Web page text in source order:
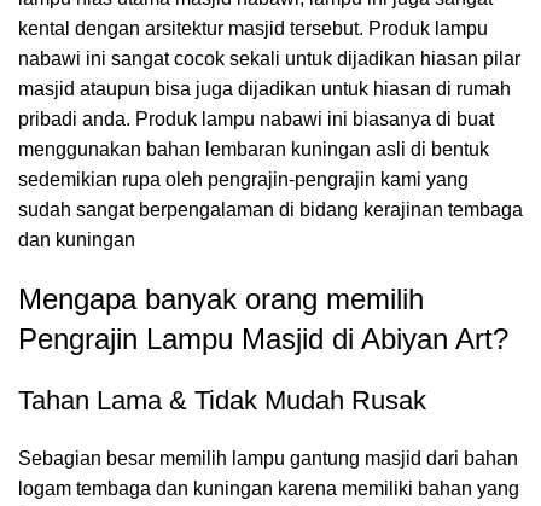
kental dengan arsitektur masjid tersebut. Produk lampu
nabawi ini sangat cocok sekali untuk dijadikan hiasan pilar
masjid ataupun bisa juga dijadikan untuk hiasan di rumah
pribadi anda. Produk lampu nabawi ini biasanya di buat
menggunakan bahan lembaran kuningan asli di bentuk
sedemikian rupa oleh pengrajin-pengrajin kami yang
sudah sangat berpengalaman di bidang kerajinan tembaga
dan kuningan
Mengapa banyak orang memilih
Pengrajin Lampu Masjid di Abiyan Art?
Tahan Lama & Tidak Mudah Rusak
Sebagian besar memilih lampu gantung masjid dari bahan
logam tembaga dan kuningan karena memiliki bahan yang